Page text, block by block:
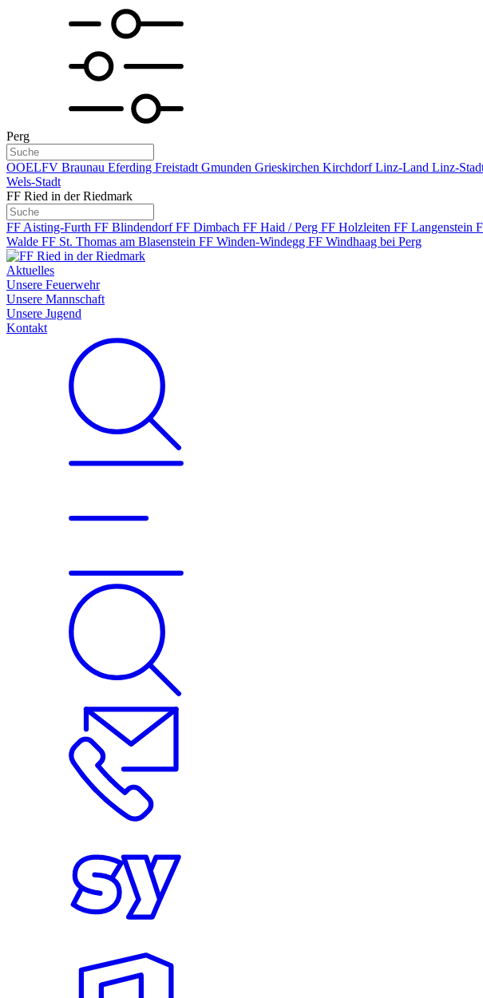
Perg
OOELFV Braunau Eferding Freistadt Gmunden Grieskirchen KirchdorfLinz-Land Linz-
Wels-Stadt
FF Ried in der Riedmark
FF Aisting-Furth FF BlindendorfFF Dimbach FF Haid / Perg FF Holzleiten FF Langenstein
Walde FF St. Thomas am Blasenstein FF Winden-Windegg FF Windhaag bei Perg
Aktuelles
Unsere Feuerwehr
Unsere Mannschaft
Unsere Jugend
Kontakt